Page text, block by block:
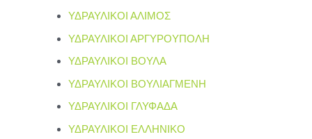
ΥΔΡΑΥΛΙΚΟΙ ΑΛΙΜΟΣ
ΥΔΡΑΥΛΙΚΟΙ ΑΡΓΥΡΟΥΠΟΛΗ
ΥΔΡΑΥΛΙΚΟΙ ΒΟΥΛΑ
ΥΔΡΑΥΛΙΚΟΙ ΒΟΥΛΙΑΓΜΕΝΗ
ΥΔΡΑΥΛΙΚΟΙ ΓΛΥΦΑΔΑ
ΥΔΡΑΥΛΙΚΟΙ ΕΛΛΗΝΙΚΟ